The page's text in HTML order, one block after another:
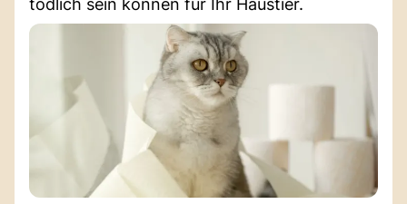
tödlich sein können für Ihr Haustier.